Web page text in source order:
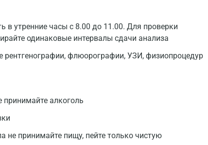
в утренние часы с 8.00 до 11.00. Для проверки
одинаковые интервалы сдачи анализа
рентгенографии, флюорографии, УЗИ, физиопроцедур
алкоголь
не принимайте пищу, пейте только чистую